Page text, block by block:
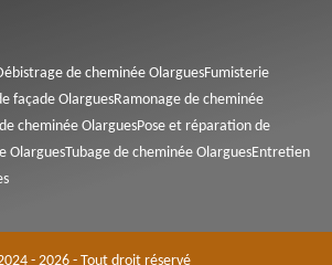
de cheminée OlarguesFumisterie
façade OlarguesRamonage de cheminée
cheminée OlarguesPose et réparation de
OlarguesTubage de cheminée OlarguesEntretien
- 2026 - Tout droit réservé